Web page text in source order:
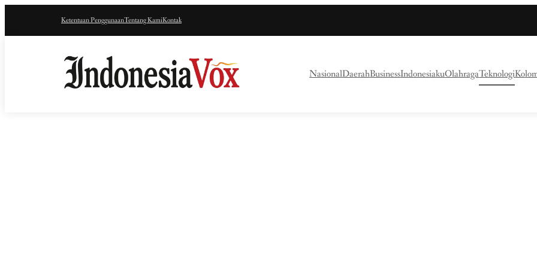
Ketentuan PenggunaanTentang KamiKontak
NasionalDaerahBusinessIndonesiakuOlahragaTeknologi